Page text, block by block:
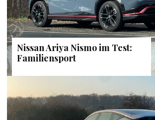
Nissan Ariya Nismo im Test:
Familiensport